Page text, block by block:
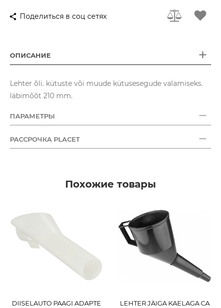
Поделиться в соц сетях
ОПИСАНИЕ
Lehter õli. kütuste või muude kütusesegude valamiseks.
läbimõõt 210 mm.
ПАРАМЕТРЫ
РАССРОЧКА PLACET
Похожие товары
DIISELAUTO PAAGI ADAPTE
LEHTER JÄIGA KAELAGA CA